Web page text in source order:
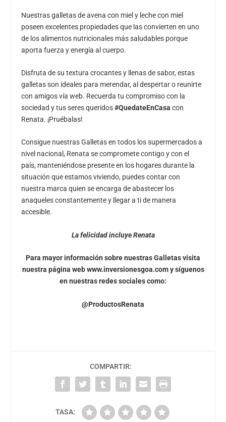
Nuestras galletas de avena con miel y leche con miel
poseen excelentes propiedades que las convierten en uno
de los alimentos nutricionales más saludables porque
aporta fuerza y energía al cuerpo.
Disfruta de su textura crocantes y llenas de sabor, estas
galletas son ideales para merendar, al despertar o reunirte
con amigos vía web. Recuerda tu compromiso con la
sociedad y tus seres queridos#QuedateEnCasa con
Renata. ¡Pruébalas!
Consigue nuestras Galletas en todos los supermercados a
nivel nacional, Renata se compromete contigo y con el
país, manteniéndose presente en los hogares durante la
situación que estamos viviendo, puedes contar con
nuestra marca quien se encarga de abastecer los
anaqueles constantemente y llegar a ti de manera
accesible.
La felicidad incluye Renata
Para mayor información sobre nuestras Galletas visita
nuestra página webwww.inversionesgoa.comy síguenos
en nuestras redes sociales como:
@ProductosRenata
COMPARTIR:
TASA: